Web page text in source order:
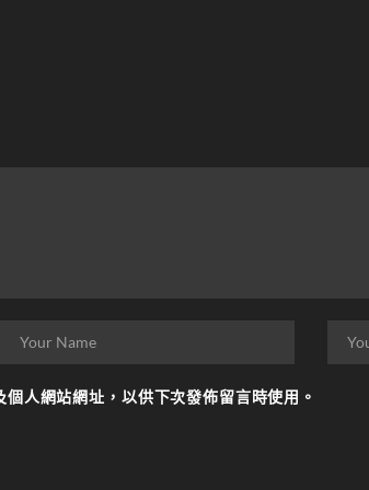
人網站網址，以供下次發佈留言時使用。